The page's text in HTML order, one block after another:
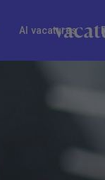
AI vacatures